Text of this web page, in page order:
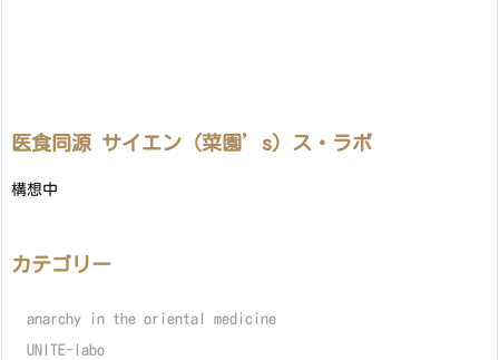
医食同源 サイエン（菜園’s）ス・ラボ
構想中
カテゴリー
anarchy in the oriental medicine
UNITE-labo